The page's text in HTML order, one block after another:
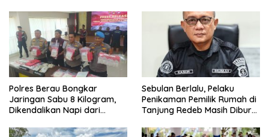
Polres Berau Bongkar
Jaringan Sabu 8 Kilogram,
Dikendalikan Napi dari
Sebulan Berlalu, Pelaku
Penikaman Pemilik Rumah di
Tanjung Redeb Masih Diburu